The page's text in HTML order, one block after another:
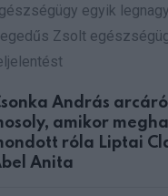
egyik
Zsolt
András
amikor
róla Liptai
Anita